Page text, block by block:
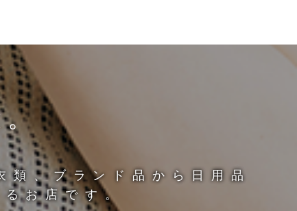
。
類、ブランド品から日用品
お店です。